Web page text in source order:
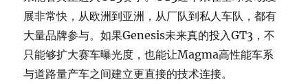
展非常快，从欧洲到亚洲，从厂队到私人车队，都有
大量品牌参与。如果Genesis未来真的投入GT3，不
只能够扩大赛车曝光度，也能让Magma高性能车系
与道路量产车之间建立更直接的技术连接。